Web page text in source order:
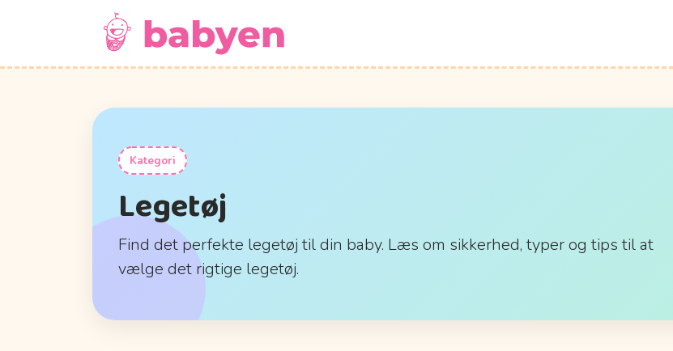
Kategori
Legetøj
Find det perfekte legetøj til din baby. Læs om sikkerhed, typer og tips til at
vælge det rigtige legetøj.